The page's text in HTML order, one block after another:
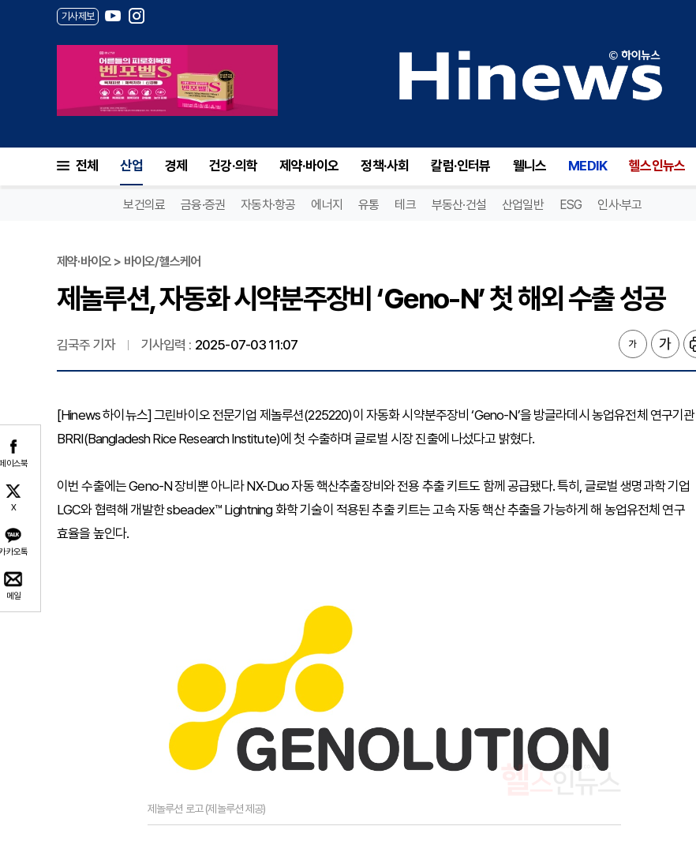
기사제보
전체 산업 경제 건강·의학 제약·바이오 정책·사회 칼럼·인터뷰 웰니스 MEDIK 헬스인뉴스
보건의료 금융·증권 자동차·항공 에너지 유통 테크 부동산·건설 산업일반 ESG 인사·부고
이스북
X
카오톡
메일
제약·바이오 > 바이오/헬스케어
제놀루션, 자동화 시약분주장비 ‘Geno-N’ 첫 해외 수출 성공
김국주 기자 기사입력 : 2025-07-03 11:07
[Hinews 하이뉴스] 그린바이오 전문기업 제놀루션(225220)이 자동화 시약분주장비 ‘Geno-N’을 방글라데시 농업유전체 연구기관
BRRI(Bangladesh Rice Research Institute)에 첫 수출하며 글로벌 시장 진출에 나섰다고 밝혔다.
이번 수출에는 Geno-N 장비뿐 아니라 NX-Duo 자동 핵산추출장비와 전용 추출 키트도 함께 공급됐다. 특히, 글로벌 생명과학 기업
LGC와 협력해 개발한 sbeadex™ Lightning 화학 기술이 적용된 추출 키트는 고속 자동 핵산 추출을 가능하게 해 농업유전체 연구
효율을 높인다.
제놀루션 로고 (제놀루션 제공)